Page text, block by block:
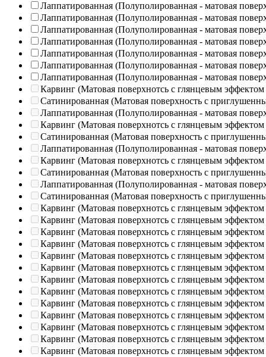
Лаппатированная (Полуполированная - матовая
Лаппатированная (Полуполированная - матовая
Лаппатированная (Полуполированная - матовая
Лаппатированная (Полуполированная - матовая
Лаппатированная (Полуполированная - матовая
Лаппатированная (Полуполированная - матовая
Лаппатированная (Полуполированная - матовая
Карвинг (Матовая поверхнотсь с глянцевым эффектом
Сатинированная (Матовая поверхность с
Лаппатированная (Полуполированная - матовая
Карвинг (Матовая поверхнотсь с глянцевым эффектом
Сатинированная (Матовая поверхность с
Лаппатированная (Полуполированная - матовая
Карвинг (Матовая поверхнотсь с глянцевым эффектом
Сатинированная (Матовая поверхность с
Лаппатированная (Полуполированная - матовая
Сатинированная (Матовая поверхность с
Карвинг (Матовая поверхнотсь с глянцевым эффектом
Карвинг (Матовая поверхнотсь с глянцевым эффектом
Карвинг (Матовая поверхнотсь с глянцевым эффектом
Карвинг (Матовая поверхнотсь с глянцевым эффектом
Карвинг (Матовая поверхнотсь с глянцевым эффектом
Карвинг (Матовая поверхнотсь с глянцевым эффектом
Карвинг (Матовая поверхнотсь с глянцевым эффектом
Карвинг (Матовая поверхнотсь с глянцевым эффектом
Карвинг (Матовая поверхнотсь с глянцевым эффектом
Карвинг (Матовая поверхнотсь с глянцевым эффектом
Карвинг (Матовая поверхнотсь с глянцевым эффектом
Карвинг (Матовая поверхнотсь с глянцевым эффектом
Карвинг (Матовая поверхнотсь с глянцевым эффектом